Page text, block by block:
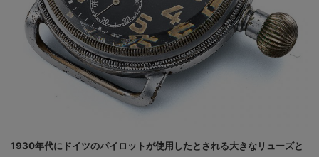
1930年代にドイツのパイロットが使用したとされる大きなリューズと